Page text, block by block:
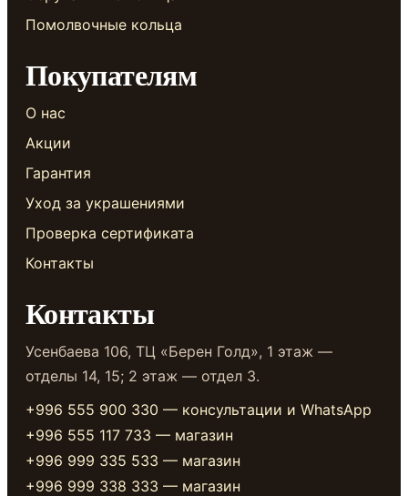
Помолвочные кольца
Покупателям
О нас
Акции
Гарантия
Уход за украшениями
Проверка сертификата
Контакты
Контакты
Усенбаева 106, ТЦ «Берен Голд», 1 этаж —
отделы 14, 15; 2 этаж — отдел 3.
+996 555 900 330 — консультации и WhatsApp
+996 555 117 733 — магазин
+996 999 335 533 — магазин
+996 999 338 333 — магазин